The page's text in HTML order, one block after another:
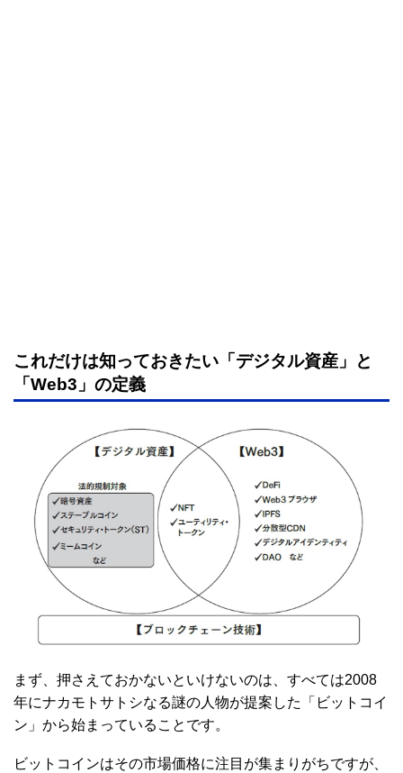
これだけは知っておきたい「デジタル資産」と
「Web3」の定義
まず、押さえておかないといけないのは、すべては2008
年にナカモトサトシなる謎の人物が提案した「ビットコイ
ン」から始まっていることです。
ビットコインはその市場価格に注目が集まりがちですが、